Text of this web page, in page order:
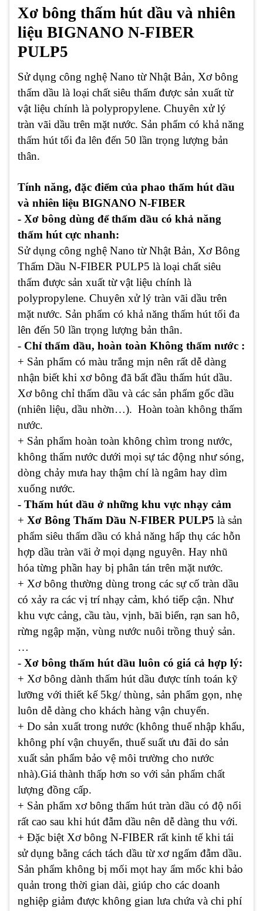
Xơ bông thấm hút dầu và nhiên
liệu BIGNANO N-FIBER
PULP5
Sử dụng công nghệ Nano từ Nhật Bản, Xơ bông
thấm dầu là loại chất siêu thấm được sản xuất từ
vật liệu chính là polypropylene. Chuyên xử lý
tràn vãi dầu trên mặt nước. Sản phẩm có khả năng
thấm hút tối đa lên đến 50 lần trọng lượng bản
thân.
Tính năng, đặc điểm của phao thấm hút dầu
và nhiên liệu BIGNANO N-FIBER
- Xơ bông dùng để thấm dầu có khả năng
thấm hút cực nhanh:
Sử dụng công nghệ Nano từ Nhật Bản, Xơ Bông
Thấm Dầu N-FIBER PULP5 là loại chất siêu
thấm được sản xuất từ vật liệu chính là
polypropylene. Chuyên xử lý tràn vãi dầu trên
mặt nước. Sản phẩm có khả năng thấm hút tối đa
lên đến 50 lần trọng lượng bản thân.
- Chỉ thấm dầu, hoàn toàn Không thấm nước :
+ Sản phẩm có màu trắng mịn nên rất dễ dàng
nhận biết khi xơ bông đã bất đầu thấm hút dầu.
Xơ bông chỉ thấm dầu và các sản phẩm gốc dầu
(nhiên liệu, dầu nhờn…). Hoàn toàn không thấm
nước.
+ Sản phẩm hoàn toàn không chìm trong nước,
không thấm nước dưới mọi sự tác động như sóng,
dòng chảy mưa hay thậm chí là ngâm hay dìm
xuống nước.
- Thấm hút dầu ở những khu vực nhạy cảm
+ Xơ Bông Thấm Dầu N-FIBER PULP5 là sản
phẩm siêu thấm dầu có khả năng hấp thụ các hỗn
hợp dầu tràn vãi ở mọi dạng nguyên. Hay nhũ
hóa từng phần hay bị phân tán trên mặt nước.
+ Xơ bông thường dùng trong các sự cố tràn dầu
có xảy ra các vị trí nhạy cảm, khó tiếp cận. Như
khu vực cảng, cầu tàu, vịnh, bãi biển, rạn san hô,
rừng ngập mặn, vùng nước nuôi trồng thuỷ sản.
…
- Xơ bông thấm hút dầu luôn có giá cả hợp lý:
+ Xơ bông dành thấm hút dầu được tính toán kỹ
lưỡng với thiết kế 5kg/ thùng, sản phẩm gọn, nhẹ
luôn dễ dàng cho khách hàng vận chuyển.
+ Do sản xuất trong nước (không thuế nhập khẩu,
không phí vận chuyển, thuế suất ưu đãi do sản
xuất sản phẩm bảo vệ môi trường cho nước
nhà).Giá thành thấp hơn so với sản phẩm chất
lượng đồng cấp.
+ Sản phẩm xơ bông thấm hút tràn dầu có độ nổi
rất cao sau khi hút đẫm dầu nên dễ dàng thu với.
+ Đặc biệt Xơ bông N-FIBER rất kinh tế khi tái
sử dụng bằng cách tách dầu từ xơ ngấm đẫm dầu.
Sản phẩm không bị mối mọt hay ẩm mốc khi bảo
quản trong thời gian dài, giúp cho các doanh
nghiệp giảm được không gian lưa chứa và chi phí